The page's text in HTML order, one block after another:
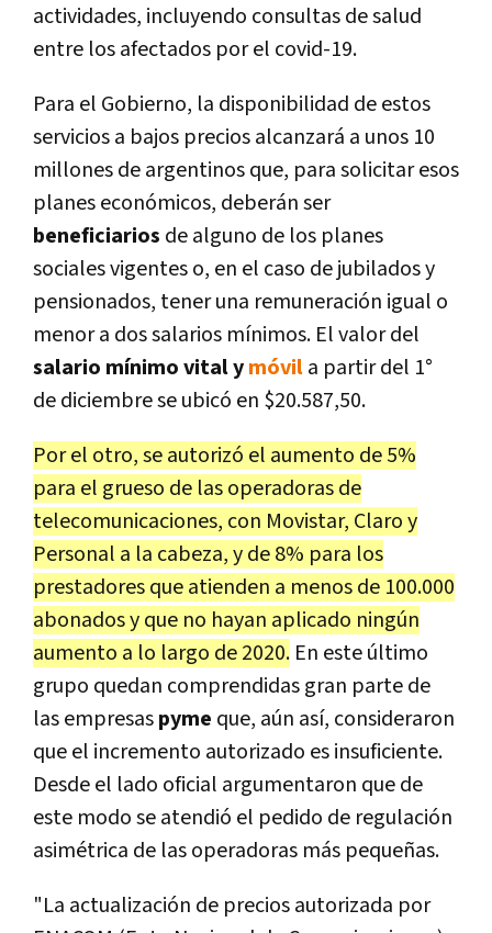
actividades, incluyendo consultas de salud
entre los afectados por el covid-19.
Para el Gobierno, la disponibilidad de estos
servicios a bajos precios alcanzará a unos 10
millones de argentinos que, para solicitar esos
planes económicos, deberán ser
beneficiarios de alguno de los planes
sociales vigentes o, en el caso de jubilados y
pensionados, tener una remuneración igual o
menor a dos salarios mínimos. El valor del
salario mínimo vital ymóvila partir del 1°
de diciembre se ubicó en $20.587,50.
Por el otro, se autorizó el aumento de 5%
para el grueso de las operadoras de
telecomunicaciones, con Movistar, Claro y
Personal a la cabeza, y de 8% para los
prestadores que atienden a menos de 100.000
abonados y que no hayan aplicado ningún
aumento a lo largo de 2020. En este último
grupo quedan comprendidas gran parte de
las empresaspyme que, aún así, consideraron
que el incremento autorizado es insuficiente.
Desde el lado oficial argumentaron que de
este modo se atendió el pedido de regulación
asimétrica de las operadoras más pequeñas.
"La actualización de precios autorizada por